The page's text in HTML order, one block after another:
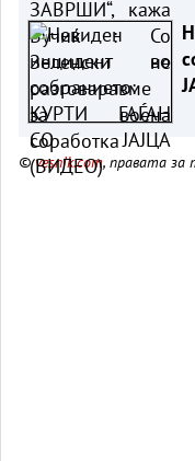
©vesnik.com, правата за